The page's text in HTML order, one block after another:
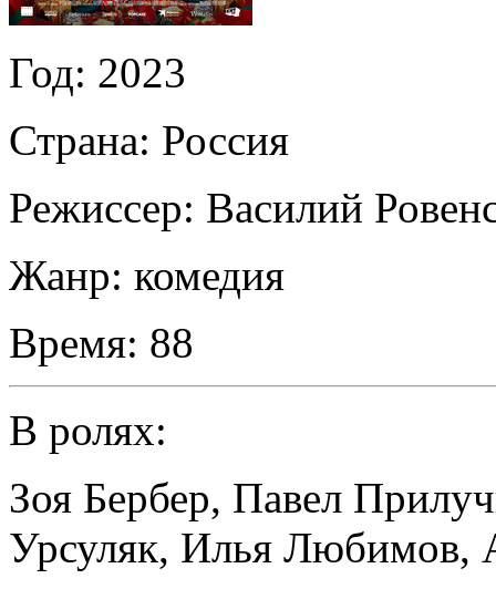
Год: 2023
Страна: Россия
Режиссер: Василий
Жанр: комедия
Время: 88
В ролях:
Зоя Бербер, Павел
Урсуляк, Илья Любимов,